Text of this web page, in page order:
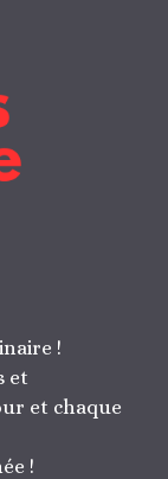
!
et
et chaque
!